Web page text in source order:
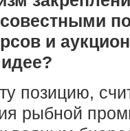
и
позицию,
рыбной